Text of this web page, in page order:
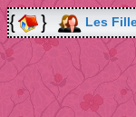
Les